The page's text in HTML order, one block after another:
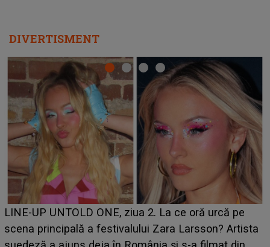
DIVERTISMENT
Ce a dezvăluit noua concurentă din "Casa Iubirii" l-a
luat prin surprindere pe Emanuel. CINE ESTE